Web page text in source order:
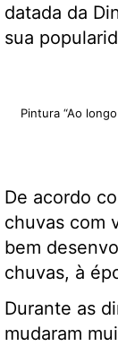
datada da
sua
Pintura “Ao
De acordo
chuvas com
bem
chuvas, à
Durante as
mudaram